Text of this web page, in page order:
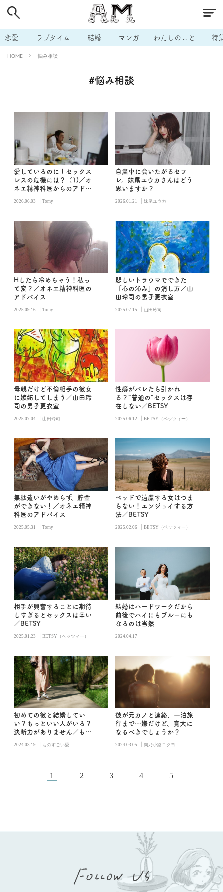
恋愛 ラブタイム 結婚 マンガ わたしのこと 特
HOME 悩み相談
#悩み相談
愛しているのに！セックス
レスの危機には？（1)／オ
ネエ精神科医からのアドバ
2026.06.03 | Tomy
自粛中に会いたがるセフ
レ。妹尾ユウカさんはどう
思いますか？
2026.01.21 | 妹尾ユウカ
Hしたら冷めちゃう！私っ
て変？／オネエ精神科医の
アドバイス
2025.09.16 | Tomy
悲しいトラウマでできた
「心の沁み」の消し方／山
田玲司の男子更衣室
2025.07.15 | 山田玲司
母親だけど不倫相手の彼女
に嫉妬してしまう／山田玲
司の男子更衣室
2025.07.04 | 山田玲司
性癖がバレたら引かれ
る？“普通の”セックスは存
在しない／BETSY
2025.06.12 | BETSY（ベッツィー）
無駄遣いがやめらず、貯金
ができない！／オネエ精神
科医のアドバイス
2025.05.31 | Tomy
ベッドで遠慮する女はつま
らない！エンジョイする方
法／BETSY
2025.02.06 | BETSY（ベッツィー）
相手が興奮することに期待
しすぎるとセックスは辛い
／BETSY
2025.01.23 | BETSY（ベッツィー）
結婚はハードワークだから
前後でハイにもブルーにも
なるのは当然
2024.04.17
初めての彼と結婚してい
い？もっといい人がいる？
決断力がありません／もの
2024.03.19 | ものすごい愛
彼が元カノと連絡、一泊旅
行まで…嫌だけど、寛大に
なるべきでしょうか？
2024.03.05 | 肉乃小路ニクヨ
1 2 3 4 5
# 男の本音 # セフレ
# 不倫 # 出会う方法 # マッチングアプリ
# ラブグッズ
# モテテク # セフレから本命へ